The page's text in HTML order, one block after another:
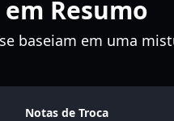
Resumo
baseiam em uma
Notas de Troca